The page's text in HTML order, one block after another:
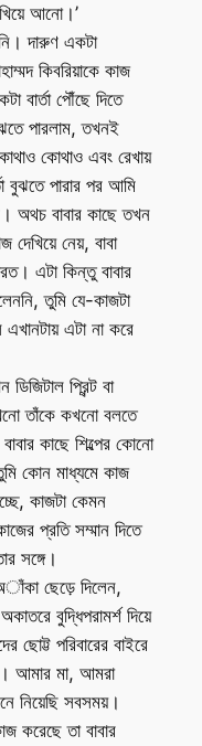
আনো।’
দারুণ একটা
কিবরিয়াকে কাজ
বার্তা পৌঁছে দিতে
পারলাম, তখনই
কোথাও এবং রেখায়
বুঝতে পারার পর আমি
অথচ বাবার কাছে তখন
নেয়, বাবা
এটা কিন্তু বাবার
তুমি যে-কাজটা
এটা না করে
প্রিন্ট বা
তাঁকে কখনো বলতে
কাছে শিল্পের কোনো
কোন মাধ্যমে কাজ
কাজটা কেমন
প্রতি সম্মান দিতে
সঙ্গে।
ছেড়ে দিলেন,
বুদ্ধিপরামর্শ দিয়ে
ছোট্ট পরিবারের বাইরে
আমার মা, আমরা
নিয়েছি সবসময়।
করেছে তা বাবার